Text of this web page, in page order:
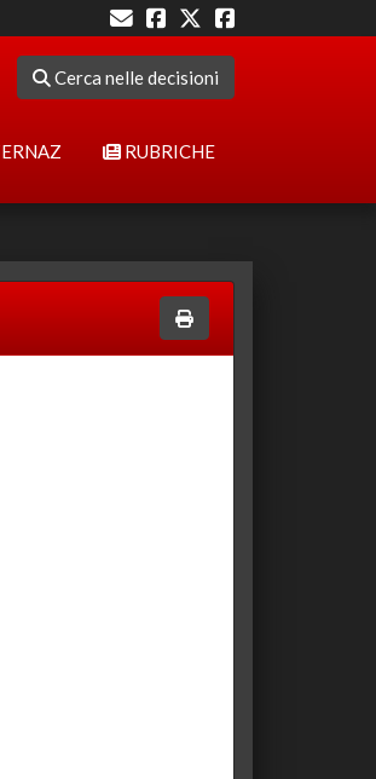
Cerca nelle decisioni
RUBRICHE